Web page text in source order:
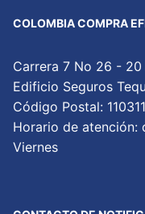
COLOMBIA COMPRA
Carrera 7 No 26 -
Edificio Seguros
Código Postal: 110311
Horario de atención:
Viernes